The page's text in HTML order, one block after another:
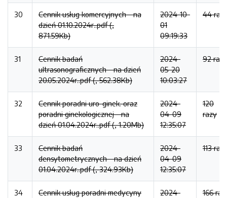
30
Cennik usług komercyjnych - na
dzień 01.10.2024r..pdf (,
871.59Kb)
2024-10-
01
09:19:33
44
31
Cennik badań
ultrasonograficznych - na dzień
20.05.2024r..pdf (, 562.38Kb)
2024-
05-20
10:03:27
92 razy
32
Cennik poradni uro-ginek. oraz
poradni ginekologicznej - na
dzień 01.04.2024r..pdf (, 1.20Mb)
2024-
04-09
12:35:07
120
razy
33
Cennik badań
densytometrycznych - na dzień
01.04.2024r..pdf (, 324.93Kb)
2024-
04-09
12:35:07
113
34
Cennik usług poradni medycyny
2024-
166